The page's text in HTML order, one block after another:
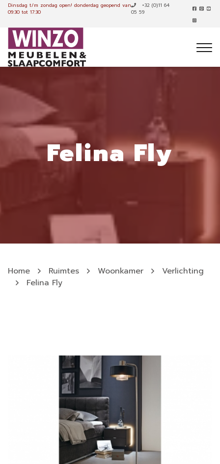
Dinsdag t/m zondag open! donderdag geopend van
09:30 tot 17:30
+32 (0)11 64
05 59
Felina Fly
Home Ruimtes Woonkamer
Verlichting
Felina Fly